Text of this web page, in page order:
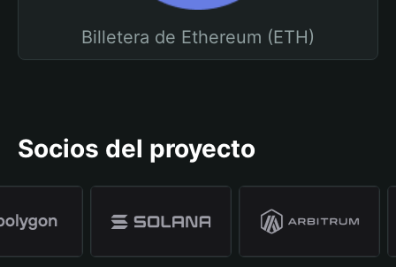
Billetera de Ethereum (ETH)
Socios del proyecto